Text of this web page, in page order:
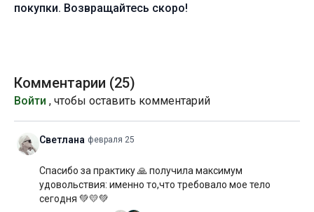
Цель практики – восстановить внутреннее равновесие
восстановления!
Уровень подготовки:средний, выше среднего (B-С)
Цель:проработка всего тела, восстановление и
гармонизация состояния
Специфика:статичная практика общей направленности
Нагрузка:низкая
покупки. Возвращайтесь скоро!
Комментарии (25)
Войти , чтобы оставить комментарий
Светлана февраля 25
Спасибо за практику 🙏 получила максимум
удовольствия: именно то,что требовало мое тело
сегодня 💚💛💚